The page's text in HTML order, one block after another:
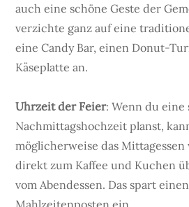
auch eine schöne Geste der
verzichte ganz auf eine
eine Candy Bar, einen Donut-
Käseplatte an.
Uhrzeit der Feier: Wenn du eine
Nachmittagshochzeit planst,
möglicherweise das Mittagessen
direkt zum Kaffee und Kuchen
vom Abendessen. Das spart
Mahlzeitenposten ein.